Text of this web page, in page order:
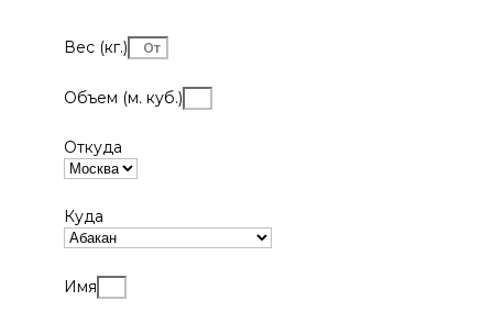
Вес (кг.)
Объем (м. куб.)
Откуда
Куда
Имя